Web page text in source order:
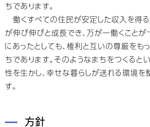
ちであります。
働くすべての住民が安定した収入を得る
が伸び伸びと成長でき、万が一働くこと
にあったとしても、権利と互いの尊厳をも
ちであります。そのようなまちをつくると
性を生かし、幸せな暮らしが送れる環境を
す。
方針